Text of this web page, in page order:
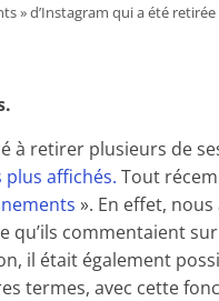
» d’Instagram qui a été retirée
à retirer plusieurs de
plus affichés. Tout
». En effet,
qu’ils commentaient
il était également
termes, avec cette